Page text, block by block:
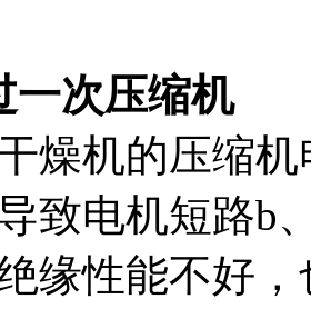
一次压缩机
燥机的压缩
致电机短路b
缘性能不好